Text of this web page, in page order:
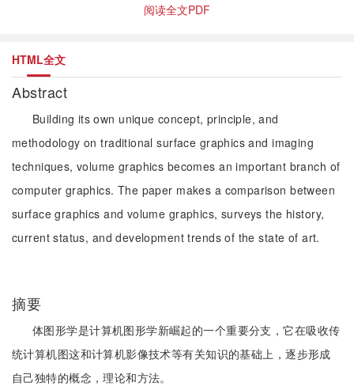
阅读全文PDF
HTML全文
Abstract
Building its own unique concept, principle, and
methodology on traditional surface graphics and imaging
techniques, volume graphics becomes an important branch of
computer graphics. The paper makes a comparison between
surface graphics and volume graphics, surveys the history,
current status, and development trends of the state of art.
摘要
体图形学是计算机图形学新崛起的一个重要分支，它在吸收传
统计算机图这和计算机影像技术等有关知识的基础上，逐步形成
自己独特的概念，理论和方法。